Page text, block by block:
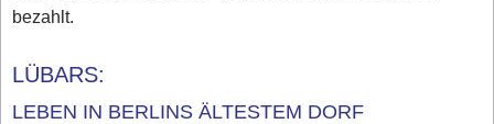
bezahlt.
LÜBARS:
LEBEN IN BERLINS ÄLTESTEM DORF